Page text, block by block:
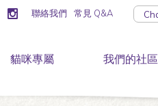
聯絡我們 常見 Q&A
貓咪專屬 我們的社區